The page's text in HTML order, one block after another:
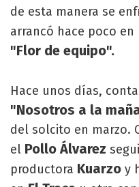
de esta manera se
arrancó hace poco en
"Flor de equipo".
Hace unos días,
"Nosotros a la
del solcito en marzo.
el Pollo Álvarez
productora Kuarzo y